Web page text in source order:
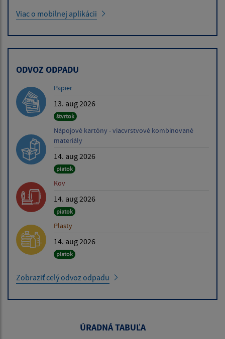
Viac o mobilnej aplikácii
ODVOZ ODPADU
Papier
13. aug 2026
štvrtok
Nápojové kartóny - viacvrstvové kombinované
materiály
14. aug 2026
piatok
Kov
14. aug 2026
piatok
Plasty
14. aug 2026
piatok
Zobraziť celý odvoz odpadu
ÚRADNÁ TABUĽA